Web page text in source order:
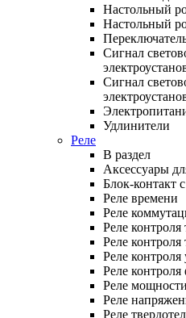
Настольный
Настольный
Сигнал
Сигнал
Удлинители
Реле
В раздел
Аксессуары
Блок-контакт
Реле времени
Реле
Реле
Реле контроля
Реле
Реле контроля
Реле мощности
Реле
Реле